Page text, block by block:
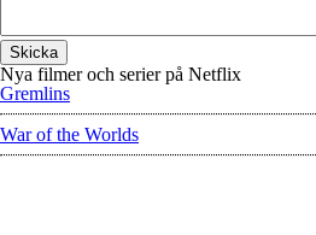
Nya filmer och serier på Netflix
Gremlins
War of the Worlds